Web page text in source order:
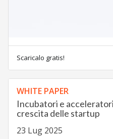
Scaricalo gratis!
WHITE PAPER
Incubatori e
crescita delle startup
23 Lug 2025